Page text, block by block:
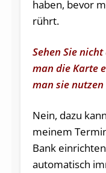
haben, bevor
rührt.
Sehen Sie
man die Karte
man sie
Nein, dazu
meinem
Bank
automatisch